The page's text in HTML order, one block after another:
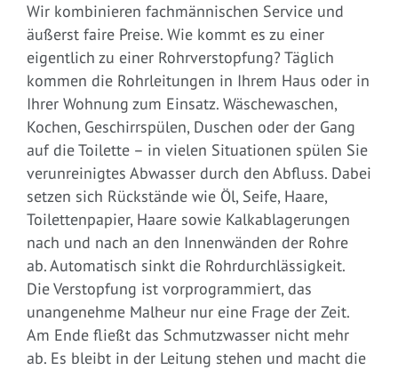
Wir kombinieren fachmännischen Service und
äußerst faire Preise. Wie kommt es zu einer
eigentlich zu einer Rohrverstopfung? Täglich
kommen die Rohrleitungen in Ihrem Haus oder in
Ihrer Wohnung zum Einsatz. Wäschewaschen,
Kochen, Geschirrspülen, Duschen oder der Gang
auf die Toilette – in vielen Situationen spülen Sie
verunreinigtes Abwasser durch den Abfluss. Dabei
setzen sich Rückstände wie Öl, Seife, Haare,
Toilettenpapier, Haare sowie Kalkablagerungen
nach und nach an den Innenwänden der Rohre
ab. Automatisch sinkt die Rohrdurchlässigkeit.
Die Verstopfung ist vorprogrammiert, das
unangenehme Malheur nur eine Frage der Zeit.
Am Ende fließt das Schmutzwasser nicht mehr
ab. Es bleibt in der Leitung stehen und macht die